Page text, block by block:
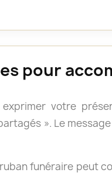
pour
votre
». Le
funéraire peut